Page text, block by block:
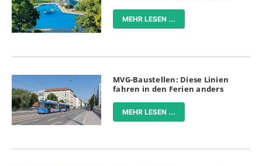
MEHR LESEN ...
MVG-Baustellen: Diese Linien
fahren in den Ferien anders
MEHR LESEN ...